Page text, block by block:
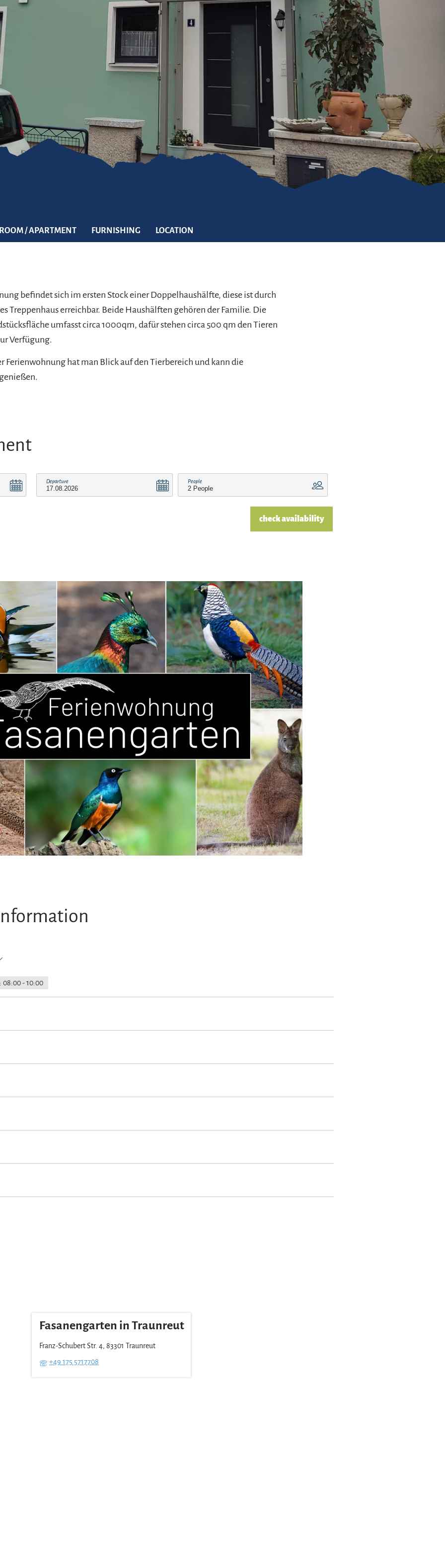
/ APARTMENT FURNISHING LOCATION
befindet sich im ersten Stock einer Doppelhaushälfte, diese ist durch
Treppenhaus erreichbar. Beide Haushälften gehören der Familie. Die
umfasst circa 1000qm, dafür stehen circa 500 qm den Tieren
Verfügung.
Ferienwohnung hat man Blick auf den Tierbereich und kann die
Departure People
check availability
08:00 - 10:00
Fasanengarten in Traunreut
Franz-Schubert Str. 4, 83301 Traunreut
+49 175 5717708